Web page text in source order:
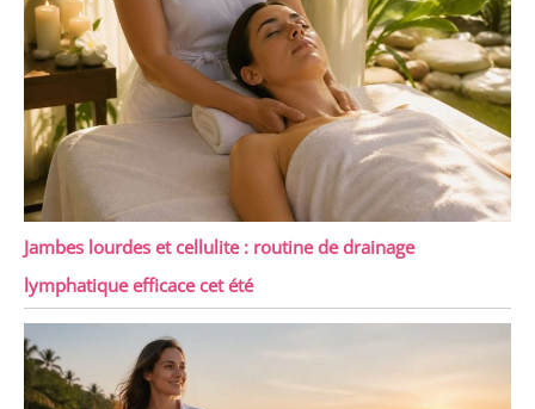
Jambes lourdes et cellulite : routine de drainage
lymphatique efficace cet été